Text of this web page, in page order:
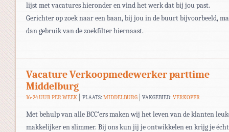
lijst met vacatures hieronder en vind het werk dat bij jou past.
Gerichter op zoek naar een baan, bij jou in de buurt bijvoorbeeld,
dan gebruik van de zoekfilter hiernaast.
Vacature Verkoopmedewerker parttime
Middelburg
16-24 UUR PER WEEK PLAATS: MIDDELBURG VAKGEBIED:VERKOPER
Met behulp van alle BCC’ers maken wij het leven van de klanten
makkelijker en slimmer. Bij ons kun jij je ontwikkelen en krijg je